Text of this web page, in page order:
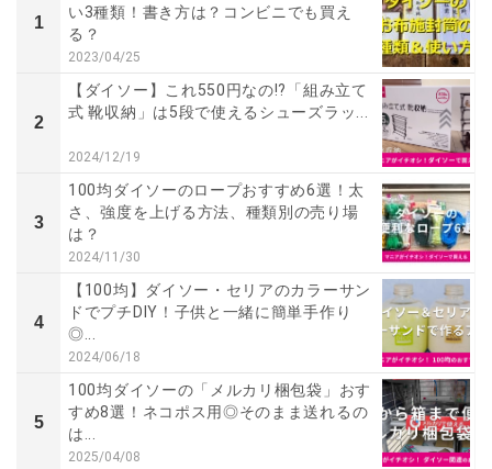
1
い3種類！書き方は？コンビニでも買え
る？
2023/04/25
2
【ダイソー】これ550円なの!?「組み立て
式 靴収納」は5段で使えるシューズラッ...
2024/12/19
3
100均ダイソーのロープおすすめ6選！太
さ、強度を上げる方法、種類別の売り場
は？
2024/11/30
4
【100均】ダイソー・セリアのカラーサン
ドでプチDIY！子供と一緒に簡単手作り
◎...
2024/06/18
5
100均ダイソーの「メルカリ梱包袋」おす
すめ8選！ネコポス用◎そのまま送れるの
は...
2025/04/08